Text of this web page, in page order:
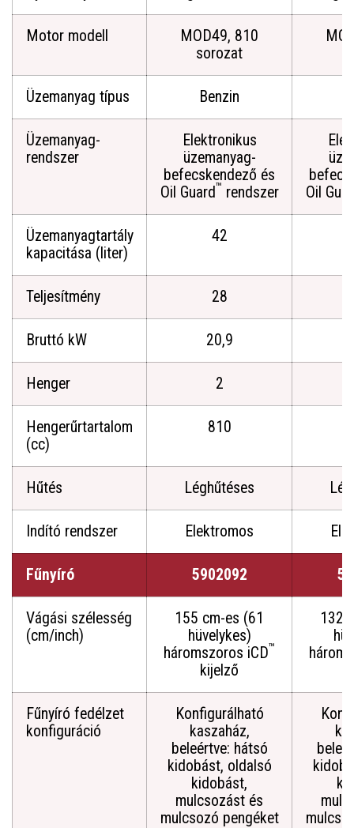
Motor modell
MOD49, 810
sorozat
Üzemanyag típus Benzin
Üzemanyag-
rendszer
Elektronikus
üzemanyag-
befecskendező és
Oil Guard™ rendszer
Oil
Üzemanyagtartály
kapacitása (liter)
42
Teljesítmény 28
Bruttó kW 20,9
Henger 2
Hengerűrtartalom
(cc)
810
Hűtés Léghűtéses
Indító rendszer Elektromos
Fűnyíró 5902092
Vágási szélesség
(cm/inch)
155 cm-es (61
hüvelykes)
háromszoros iCD™
kijelző
132
Fűnyíró fedélzet
konfiguráció
Konfigurálható
kaszaház,
beleértve: hátsó
kidobást, oldalsó
kidobást,
mulcsozást és
mulcsozó pengéket